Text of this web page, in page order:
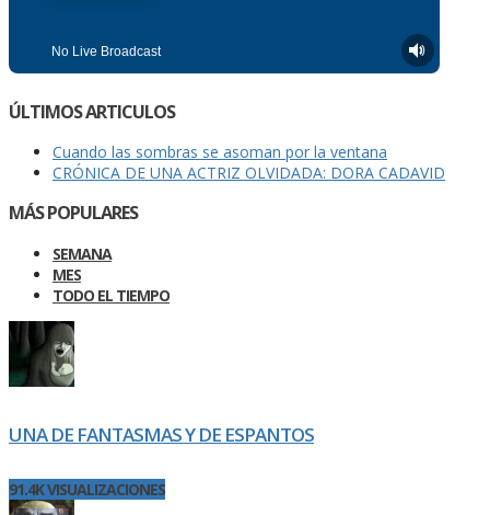
ÚLTIMOS ARTICULOS
Cuando las sombras se asoman por la ventana
CRÓNICA DE UNA ACTRIZ OLVIDADA: DORA CADAVID
MÁS POPULARES
SEMANA
MES
TODO EL TIEMPO
UNA DE FANTASMAS Y DE ESPANTOS
91.4K VISUALIZACIONES